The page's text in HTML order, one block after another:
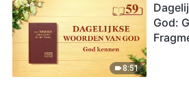
8:51
God: